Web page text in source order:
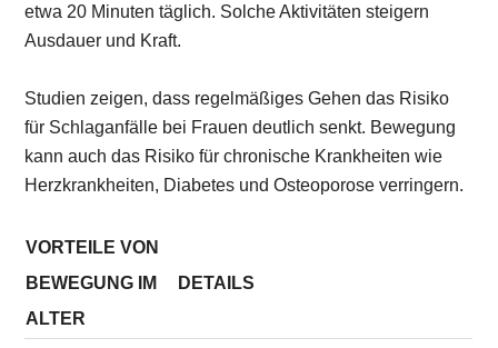
etwa 20 Minuten täglich. Solche Aktivitäten steigern
Ausdauer und Kraft.
Studien zeigen, dass regelmäßiges Gehen das Risiko
für Schlaganfälle bei Frauen deutlich senkt. Bewegung
kann auch das Risiko für chronische Krankheiten wie
Herzkrankheiten, Diabetes und Osteoporose verringern.
VORTEILE VON
BEWEGUNG IM
ALTER
DETAILS